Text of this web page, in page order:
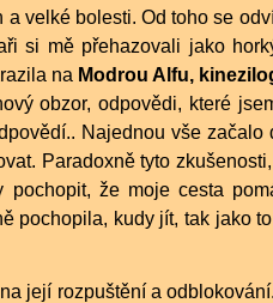
velké bolesti. Od toho se
si mě přehazovali jako
na Modrou Alfu,
obzor, odpovědi, které
Najednou vše začalo
Paradoxnětyto
že moje cesta
pochopila, kudy jít, tak jako
její rozpuštění a